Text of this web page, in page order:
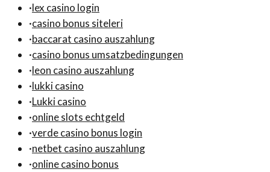
·lex casino login
·casino bonus siteleri
·baccarat casino auszahlung
·casino bonus umsatzbedingungen
·leon casino auszahlung
·lukki casino
·Lukki casino
·online slots echtgeld
·verde casino bonus login
·netbet casino auszahlung
·online casino bonus